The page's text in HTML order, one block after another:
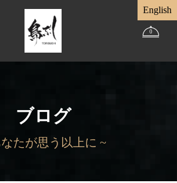
English
0
ブログ
たが思う以上に ~